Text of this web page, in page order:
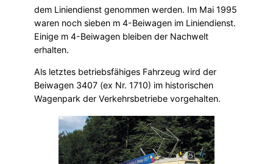
dem Liniendienst genommen werden. Im Mai 1995
waren noch sieben m 4-Beiwagen im Liniendienst.
Einige m 4-Beiwagen bleiben der Nachwelt
erhalten.
Als letztes betriebsfähiges Fahrzeug wird der
Beiwagen 3407 (ex Nr. 1710) im historischen
Wagenpark der Verkehrsbetriebe vorgehalten.